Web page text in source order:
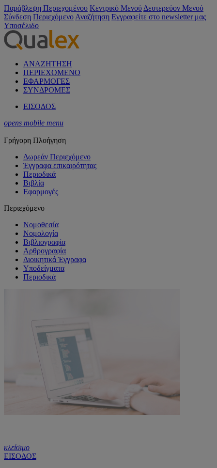
Παράβλεψη Περιεχομένου Κεντρικό Μενού Δευτερεύον Μενού
Σύνδεση Περιεχόμενο Αναζήτηση Εγγραφείτε στο newsletter μας
Υποσέλιδο
ΑΝΑΖΗΤΗΣΗ
ΠΕΡΙΕΧΟΜΕΝΟ
ΕΦΑΡΜΟΓΕΣ
ΣΥΝΔΡΟΜΕΣ
ΕΙΣΟΔΟΣ
opens mobile menu
Γρήγορη Πλοήγηση
Δωρεάν Περιεχόμενο
Έγγραφα επικαιρότητας
Περιοδικά
Βιβλία
Εφαρμογές
Περιεχόμενο
Νομοθεσία
Νομολογία
Βιβλιογραφία
Αρθρογραφία
Διοικητικά Έγγραφα
Υποδείγματα
Περιοδικά
κλείσιμο
ΕΙΣΟΔΟΣ